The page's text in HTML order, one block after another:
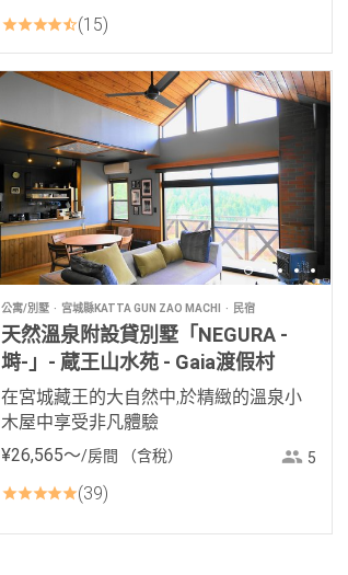
15
公寓/別墅 宮城縣KATTA GUN ZAO MACHI 民宿
天然溫泉附設貸別墅「NEGURA -
塒-」- 蔵王山水苑 - Gaia渡假村
在宮城藏王的大自然中,於精緻的溫泉小
木屋中享受非凡體驗
¥26,565〜/房間 （含稅） 5
39